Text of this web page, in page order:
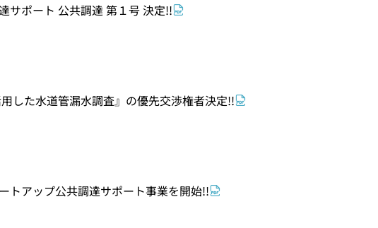
サポート 公共調達 第１号 決定!!
した水道管漏水調査』の優先交渉権者決定!!
トアップ公共調達サポート事業を開始!!